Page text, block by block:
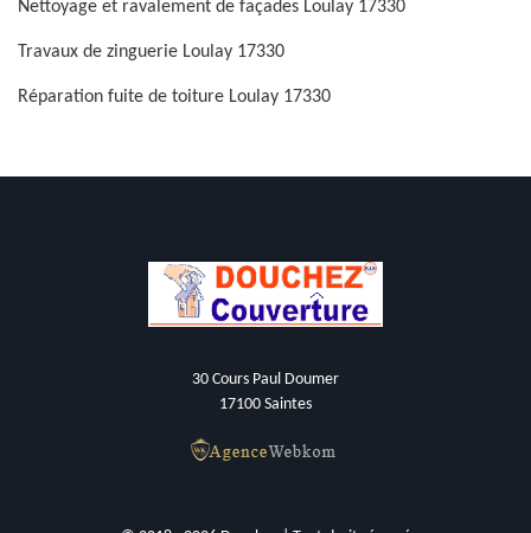
Nettoyage et ravalement de façades Loulay 17330
Travaux de zinguerie Loulay 17330
Réparation fuite de toiture Loulay 17330
30 Cours Paul Doumer
17100 Saintes